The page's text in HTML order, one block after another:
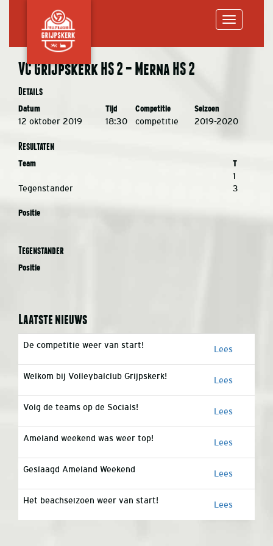
VC Grijpskerk HS 2 – Merna HS 2
Details
Datum Tijd Competitie Seizoen
12 oktober 2019 18:30 competitie 2019-2020
Resultaten
Team T
1
Tegenstander
3
Positie
Tegenstander
Positie
Laatste nieuws
De competitie weer van start! Lees
Welkom bij Volleybalclub Grijpskerk! Lees
Volg de teams op de Socials! Lees
Ameland weekend was weer top! Lees
Geslaagd Ameland Weekend Lees
Het beachseizoen weer van start! Lees